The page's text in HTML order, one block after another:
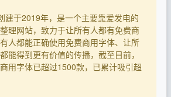
建于2019年，是一个主要靠爱发电的
理网站，致力于让所有人都有免费商
人都能正确使用免费商用字体、让所
能得到更有价值的传播，截至目前，
用字体已超过1500款，已累计吸引超